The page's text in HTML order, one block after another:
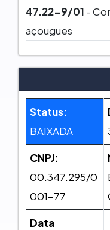
47.22-9/01 -
açougues
Status:
BAIXADA
CNPJ:
00.347.295/0
001-77
Data